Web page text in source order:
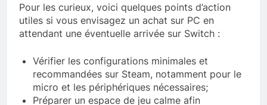
Pour les curieux, voici quelques points d’action
utiles si vous envisagez un achat sur PC en
attendant une éventuelle arrivée sur Switch :
Vérifier les configurations minimales et
recommandées sur Steam, notamment pour le
micro et les périphériques nécessaires;
Préparer un espace de jeu calme afin